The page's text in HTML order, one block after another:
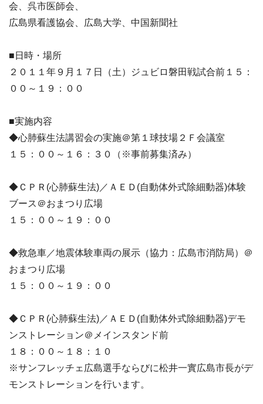
会、呉市医師会、
広島県看護協会、広島大学、中国新聞社
■日時・場所
２０１１年９月１７日（土）ジュビロ磐田戦試合前１５：
００～１９：００
■実施内容
◆心肺蘇生法講習会の実施＠第１球技場２Ｆ会議室
１５：００～１６：３０（※事前募集済み）
◆ＣＰＲ(心肺蘇生法)／ＡＥＤ(自動体外式除細動器)体験
ブース＠おまつり広場
１５：００～１９：００
◆救急車／地震体験車両の展示（協力：広島市消防局）＠
おまつり広場
１５：００～１９：００
◆ＣＰＲ(心肺蘇生法)／ＡＥＤ(自動体外式除細動器)デモ
ンストレーション＠メインスタンド前
１８：００～１８：１０
※サンフレッチェ広島選手ならびに松井一實広島市長がデ
モンストレーションを行います。